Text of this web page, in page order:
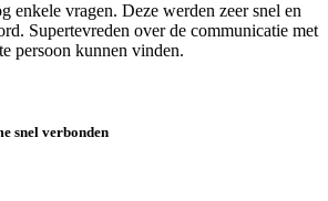
enkele vragen. Deze werden zeer snel en
Supertevreden over de communicatie met
persoon kunnen vinden.
snel verbonden